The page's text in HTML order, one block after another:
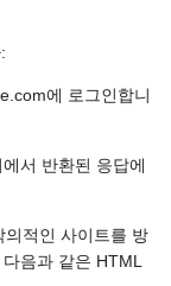
에 로그인합니
서 반환된 응답에
의적인 사이트를 방
음과 같은 HTML